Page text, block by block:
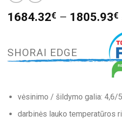
1684.32€ – 1805.93€
SHORAI EDGE
vėsinimo / šildymo galia: 4,6/
darbinės lauko temperatūros